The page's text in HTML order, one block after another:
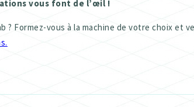
vous font de l’œil !
? Formez-vous à la machine de votre choix et